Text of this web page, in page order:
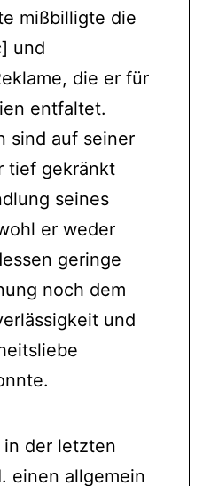
mißbilligte die
und
die er für
entfaltet.
sind auf seiner
tief gekränkt
seines
er weder
geringe
noch dem
und
der letzten
einen allgemein